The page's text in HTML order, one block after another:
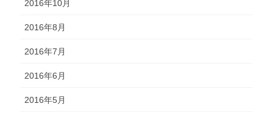
2016年10月
2016年8月
2016年7月
2016年6月
2016年5月